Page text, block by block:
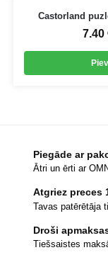
Castorland
7.40
Piegāde ar
Ātri un ērti ar
Atgriez preces
Tavas patērētāja
Droši
Tiešsaistes